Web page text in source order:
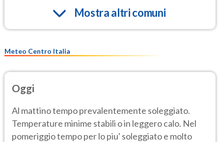
Mostra altri comuni
Meteo Centro Italia
Oggi
Al mattino tempo prevalentemente soleggiato.
Temperature minime stabili o in leggero calo. Nel
pomeriggio tempo per lo piu' soleggiato e molto